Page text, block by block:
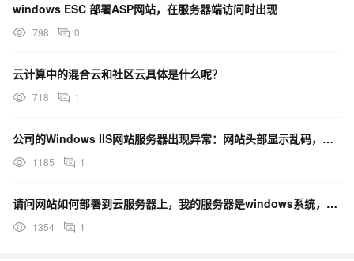
windows ESC 部署ASP网站，在服务器端访问时出现
798 0
云计算中的混合云和社区云具体是什么呢？
718 1
公司的Windows IIS网站服务器出现异常：网站头部显示乱码，是什么原因呢？
1185 1
请问网站如何部署到云服务器上，我的服务器是windows系统，解答尽量详细些，谢谢
1354 1